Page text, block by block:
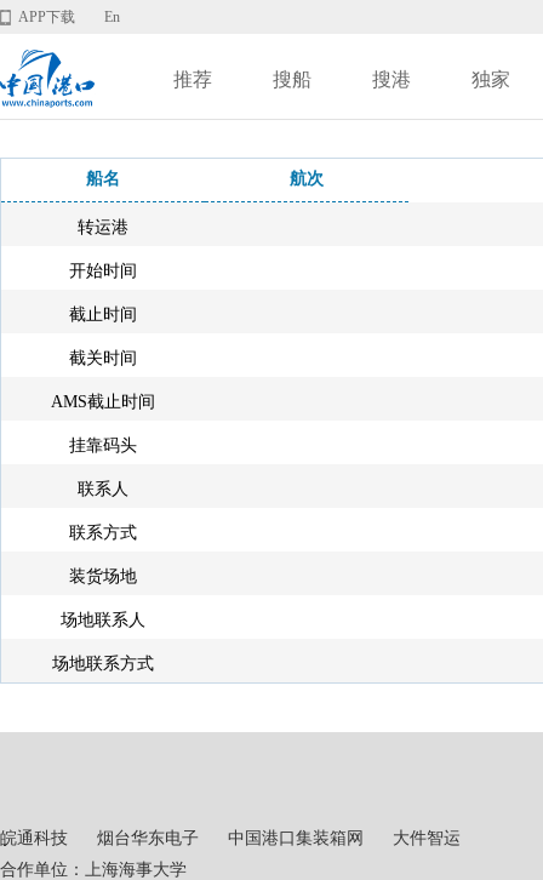
APP下载 En
推荐 搜船 搜港 独家
船名 航次
转运港
开始时间
截止时间
截关时间
AMS截止时间
挂靠码头
联系人
联系方式
装货场地
场地联系人
场地联系方式
皖通科技 烟台华东电子 中国港口集装箱网
大件智运
合作单位：上海海事大学